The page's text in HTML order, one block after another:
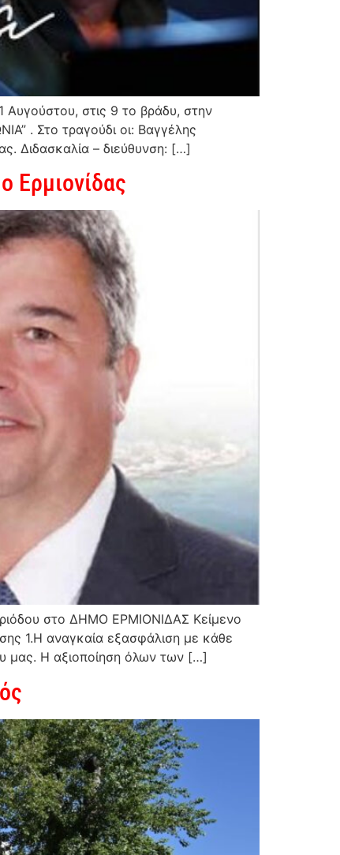
στις 9 το βράδυ, στην
. Στο τραγούδι οι: Βαγγέλης
Διδασκαλία – διεύθυνση: […]
Ερμιονίδας
στο ΔΗΜΟ ΕΡΜΙΟΝΙΔΑΣ Κείμενο
1.Η αναγκαία εξασφάλιση με κάθε
μας. Η αξιοποίηση όλων των […]